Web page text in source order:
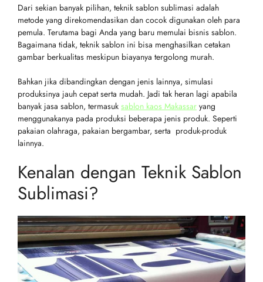
Dari sekian banyak pilihan, teknik sablon sublimasi adalah
metode yang direkomendasikan dan cocok digunakan oleh para
pemula. Terutama bagi Anda yang baru memulai bisnis sablon.
Bagaimana tidak, teknik sablon ini bisa menghasilkan cetakan
gambar berkualitas meskipun biayanya tergolong murah.
Bahkan jika dibandingkan dengan jenis lainnya, simulasi
produksinya jauh cepat serta mudah. Jadi tak heran lagi apabila
banyak jasa sablon, termasuk sablon kaos Makassar yang
menggunakanya pada produksi beberapa jenis produk. Seperti
pakaian olahraga, pakaian bergambar, serta produk-produk
lainnya.
Kenalan dengan Teknik Sablon
Sublimasi?